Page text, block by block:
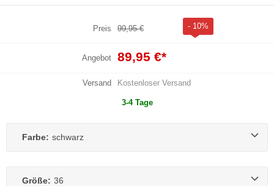
Preis 99,95 € - 10%
Angebot 89,95 €*
Versand Kostenloser Versand
3-4 Tage
Farbe: schwarz
Größe: 36